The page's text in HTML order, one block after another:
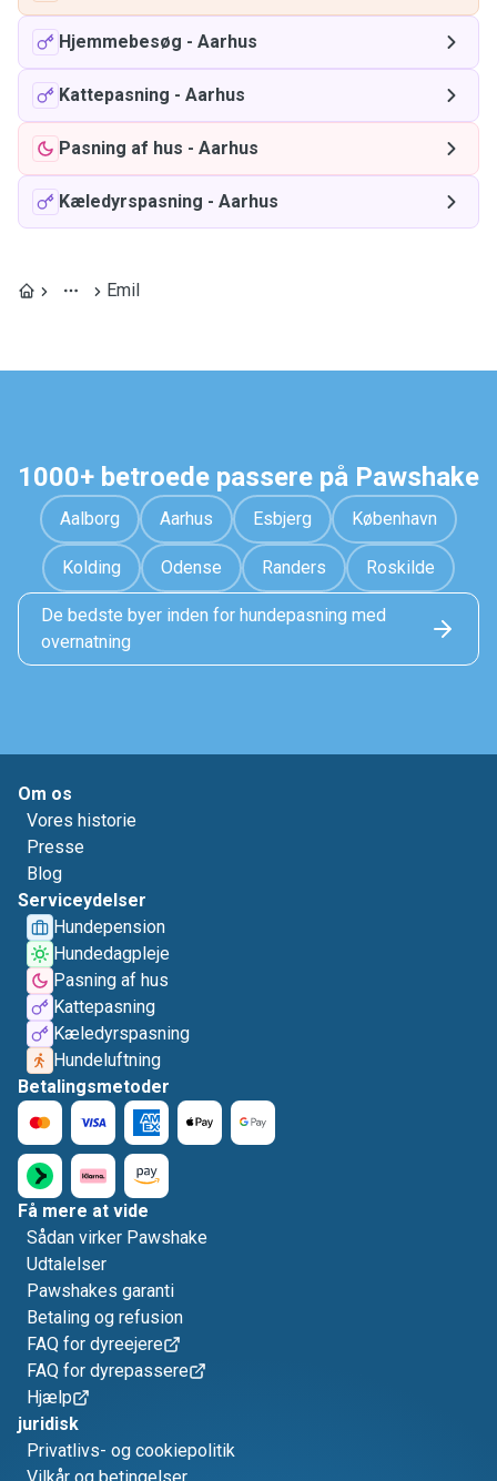
Hjemmebesøg - Aarhus
Kattepasning - Aarhus
Pasning af hus - Aarhus
Kæledyrspasning - Aarhus
Emil
1000+ betroede passere på Pawshake
Aalborg Aarhus Esbjerg København
Kolding Odense Randers Roskilde
De bedste byer inden for hundepasning med
overnatning
Om os
Vores historie
Presse
Blog
Serviceydelser
Hundepension
Hundedagpleje
Pasning af hus
Kattepasning
Kæledyrspasning
Hundeluftning
Betalingsmetoder
Få mere at vide
Sådan virker Pawshake
Udtalelser
Pawshakes garanti
Betaling og refusion
FAQ for dyreejere
FAQ for dyrepassere
Hjælp
juridisk
Privatlivs- og cookiepolitik